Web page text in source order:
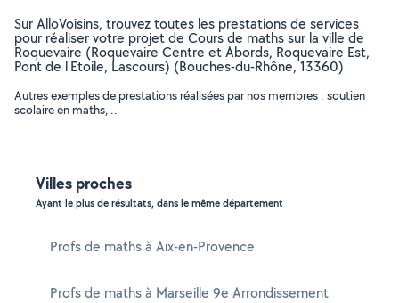
Sur AlloVoisins, trouvez toutes les prestations de services
pour réaliser votre projet de Cours de maths sur la ville de
Roquevaire (Roquevaire Centre et Abords, Roquevaire Est,
Pont de l'Etoile, Lascours) (Bouches-du-Rhône, 13360)
Autres exemples de prestations réalisées par nos membres : soutien
scolaire en maths, ..
Villes proches
Ayant le plus de résultats, dans le même département
Profs de maths à Aix-en-Provence
Profs de maths à Marseille 9e Arrondissement